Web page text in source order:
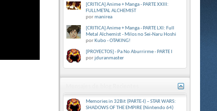
[CRITICA] Anime + Manga - PARTE XXIII:
FULLMETAL ALCHEMIST
pormanirea
[CRITICA] Anime + Manga - PARTE LXI: Full
Metal Alchemist - Milos no Sei-Naru Hoshi
por Kubo - OTAKING!
[PROYECTOS] - Pa No Aburrirme - PARTE I
porjduranmaster
Memories in 32Bit (PARTE-I) – STAR WARS:
SHADOWS OF THE EMPIRE (Nintendo 64)